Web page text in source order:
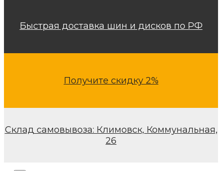
Быстрая доставка шин и дисков по РФ
Получите скидку 2%
Склад самовывоза: Климовск, Коммунальная,
26